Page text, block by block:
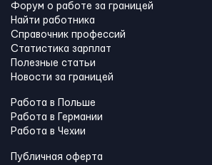
Форум о работе за границей
Найти работника
Справочник профессий
Статистика зарплат
Полезные статьи
Новости за границей
Работа в Польше
Работа в Германии
Работа в Чехии
Публичная оферта